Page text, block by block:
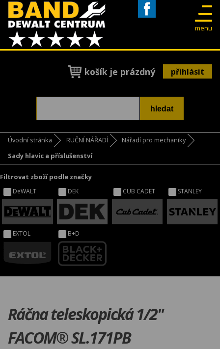
menu
košík je prázdný přihlásit
Úvodní stránka RUČNÍ NÁŘADÍ
Nářadí pro mechaniky
Sady hlavic a příslušenství
Filtrovat zboží podle značky
DeWALT DEK CUB CADET STANLEY
EXTOL B+D
Ráčna teleskopická 1/2"
FACOM® SL.171PB